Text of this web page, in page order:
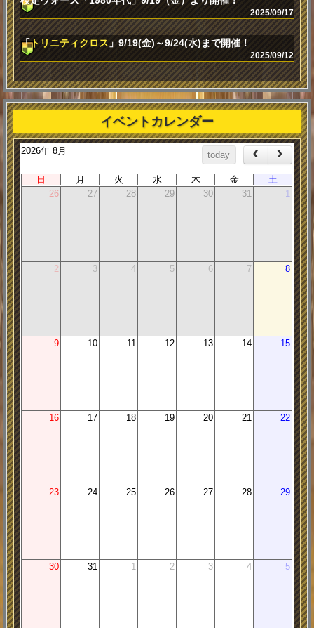
2025/09/17
2025/09/12
「トリニティクロス 」9/19(金)～9/24(水)まで開催！
イベントカレンダー
2026年 8月 today
日 月 火 水 木 金
土
26
27 28 29 30 31 1
2 3 4 5 6 7 8
9 10 11 12 13 14 15
16 17 18 19 20 21 22
23 24 25 26 27 28 29
30 31 1 2 3 4 5